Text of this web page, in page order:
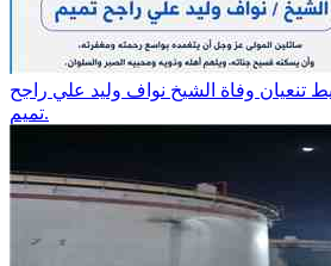
تنعيان وفاة الشيخ نواف وليد علي راجح
تميم.